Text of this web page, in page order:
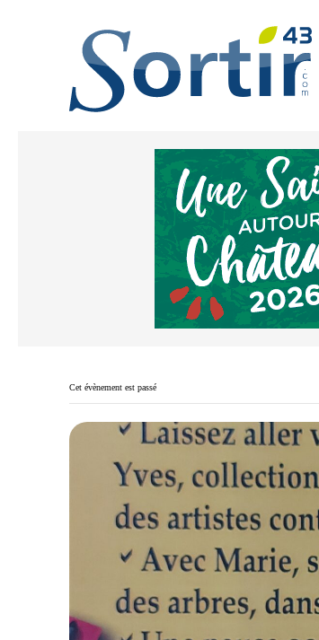
Cet évènement est passé